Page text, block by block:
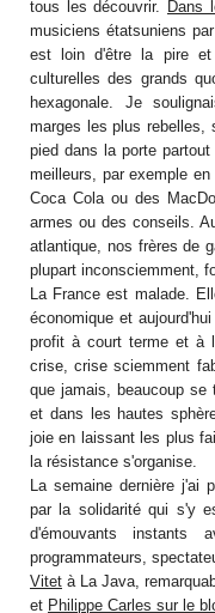
tous les découvrir.
Dans
musiciens étatsuniens
est loin d'être la pire et
culturelles des grands
hexagonale. Je
marges les plus rebelles,
pied dans la porte
meilleurs, par exemple
Coca Cola ou des
armes ou des conseils.
atlantique, nos frères de
plupart inconsciemment,
La France est malade.
économique et
profit à court terme et à
crise, crise sciemment
que jamais, beaucoup se
et dans les hautes
joie en laissant les plus
la résistance s'organise.
La semaine dernière j'ai
par la solidarité qui s'y
d'émouvants instants
programmateurs,
Vitet à La Java,
et Philippe Carles sur le